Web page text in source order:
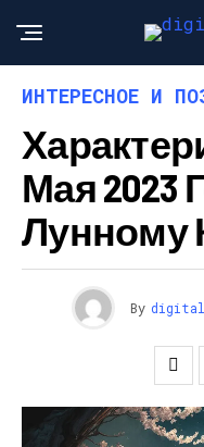
ИНТЕРЕСНОЕ И
Мая 2023
Лунному
By